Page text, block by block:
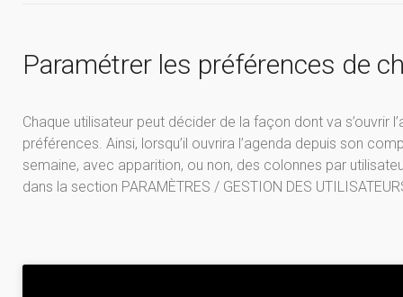
Paramétrer les préférences de
Chaque utilisateur peut décider de la façon dont va
préférences. Ainsi, lorsqu’il ouvrira l’agenda depuis son
semaine, avec apparition, ou non, des colonnes par
dans la section PARAMÈTRES / GESTION DES